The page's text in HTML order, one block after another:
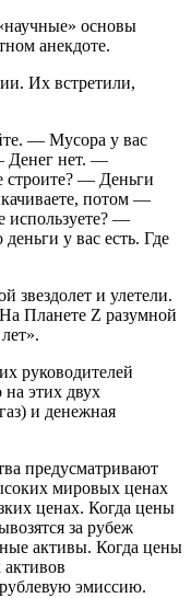
основы
анекдоте.
Их встретили,
— Мусора у вас
Денег нет. —
— Деньги
потом —
используете? —
у вас есть. Где
звездолет и улетели.
Планете Z разумной
руководителей
на этих двух
и денежная
предусматривают
мировых ценах
ценах. Когда цены
за рубеж
активы. Когда цены
эмиссию.